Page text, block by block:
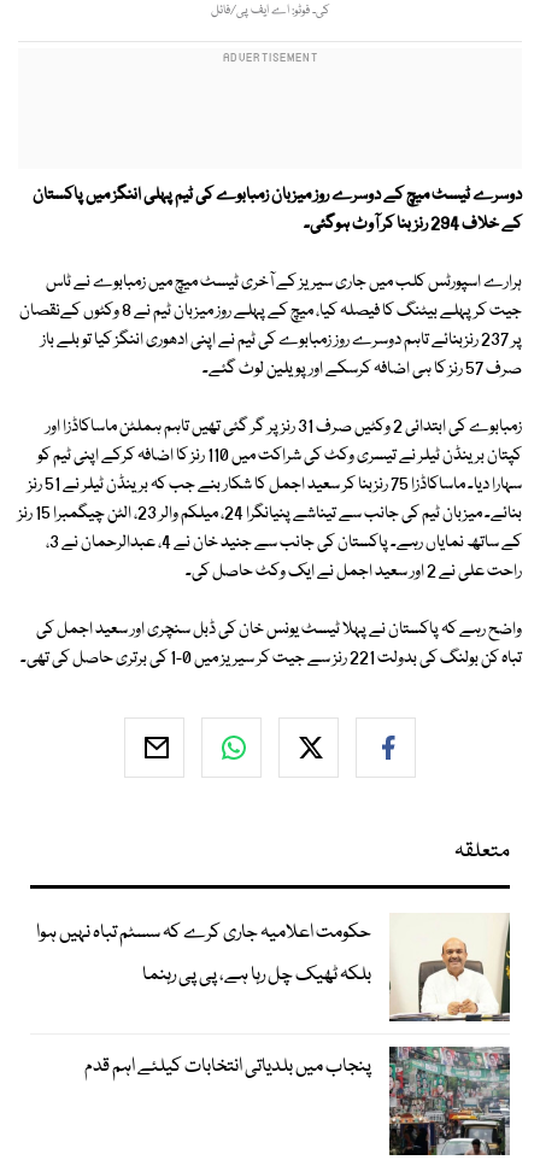
کی۔ فوٹو: اے ایف پی/فائل
دوسرے ٹیسٹ میچ کے دوسرے روز میزبان زمبابوے کی ٹیم پہلی اننگز میں پاکستان
کے خلاف 294 رنز بنا کر آوٹ ہوگئی۔
ہرارے اسپورٹس کلب میں جاری سیریز کے آخری ٹیسٹ میچ میں زمبابوے نے ٹاس
جیت کر پہلے بیٹنگ کا فیصلہ کیا، میچ کے پہلے روز میزبان ٹیم نے 8 وکٹوں کےنقصان
پر 237 رنزبنائے تاہم دوسرے روز زمبابوے کی ٹیم نے اپنی ادھوری اننگز کیا تو بلے باز
صرف 57 رنز کا ہی اضافہ کرسکے اور پویلین لوٹ گئے۔
زمبابوے کی ابتدائی 2 وکٹیں صرف 31 رنزپر گر گئی تھیں تاہم ہملٹن ماساکاڈزا اور
کپتان برینڈن ٹیلر نے تیسری وکٹ کی شراکت میں 110 رنز کا اضافہ کرکے اپنی ٹیم کو
سہارا دیا۔ ماساکاڈزا 75 رنزبنا کر سعید اجمل کا شکار بنے جب کہ برینڈن ٹیلر نے 51 رنز
بنائے۔ میزبان ٹیم کی جانب سے تیناشے پنیانگرا 24، میلکم والر 23، الٹن چیگمبرا 15 رنز
کے ساتھ نمایاں رہے۔ پاکستان کی جانب سے جنید خان نے 4، عبدالرحمان نے 3،
راحت علی نے 2 اور سعید اجمل نے ایک وکٹ حاصل کی۔
واضح رہے کہ پاکستان نے پہلا ٹیسٹ یونس خان کی ڈبل سنچری اور سعید اجمل کی
تباہ کن بولنگ کی بدولت 221 رنز سے جیت کر سیریز میں 0-1 کی برتری حاصل کی تھی۔
متعلقہ
حکومت اعلامیہ جاری کرے کہ سسٹم تباہ نہیں ہوا
بلکہ ٹھیک چل رہا ہے، پی پی رہنما
پنجاب میں بلدیاتی انتخابات کیلئے اہم قدم